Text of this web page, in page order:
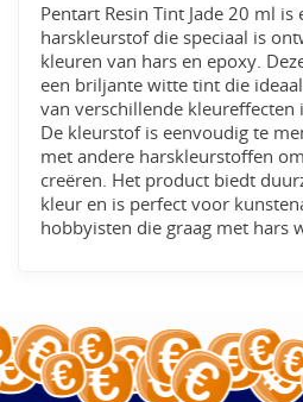
Pentart Resin Tint Jade 20 ml
harskleurstof die speciaal is
kleuren van hars en epoxy.
een briljante witte tint die
van verschillende kleureffecten
De kleurstof is eenvoudig te
met andere harskleurstoffen
creëren. Het product biedt
kleur en is perfect voor
hobbyisten die graag met hars